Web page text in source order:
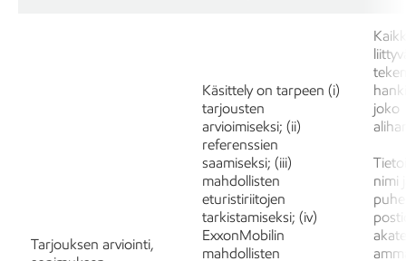
Tarjouksen arviointi,
Käsittely on tarpeen (i)
tarjousten
arvioimiseksi; (ii)
referenssien
saamiseksi; (iii)
mahdollisten
eturistiriitojen
tarkistamiseksi; (iv)
ExxonMobilin
mahdollisten
joko
nimi